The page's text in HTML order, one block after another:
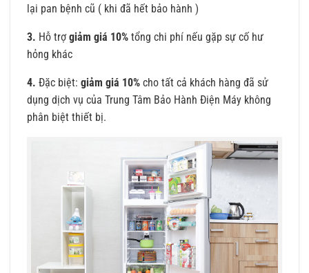
lại pan bệnh cũ ( khi đã hết bảo hành )
3. Hỗ trợ giảm giá 10% tổng chi phí nếu gặp sự cố hư
hỏng khác
4. Đặc biệt: giảm giá 10% cho tất cả khách hàng đã sử
dụng dịch vụ của Trung Tâm Bảo Hành Điện Máy không
phân biệt thiết bị.